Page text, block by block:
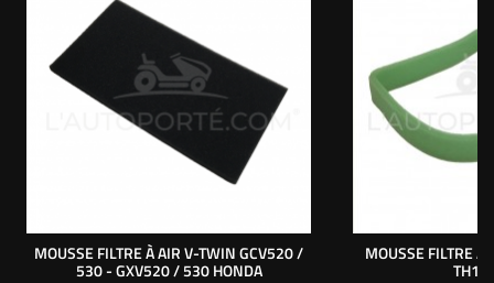
MOUSSE FILTRE À AIR V-TWIN GCV520 /
530 - GXV520 / 530 HONDA
MOUSSE FILTRE
TH16